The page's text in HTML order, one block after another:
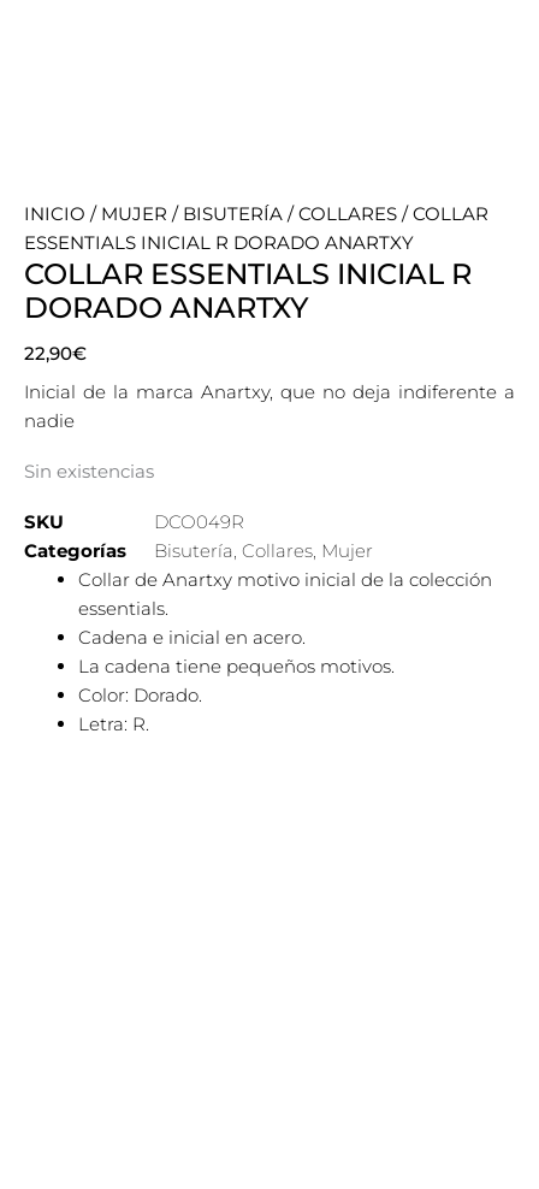
INICIO / MUJER / BISUTERÍA /COLLARES / COLLAR
ESSENTIALS INICIAL R DORADO ANARTXY
COLLAR ESSENTIALS INICIAL R
DORADO ANARTXY
22,90€
Inicial de la marca Anartxy, que no deja indiferente a
nadie
Sin existencias
SKU
DCO049R
Categorías
Bisutería, Collares, Mujer
Collar de Anartxy motivo inicial de la colección
essentials.
Cadena e inicial en acero.
La cadena tiene pequeños motivos.
Color: Dorado.
Letra: R.